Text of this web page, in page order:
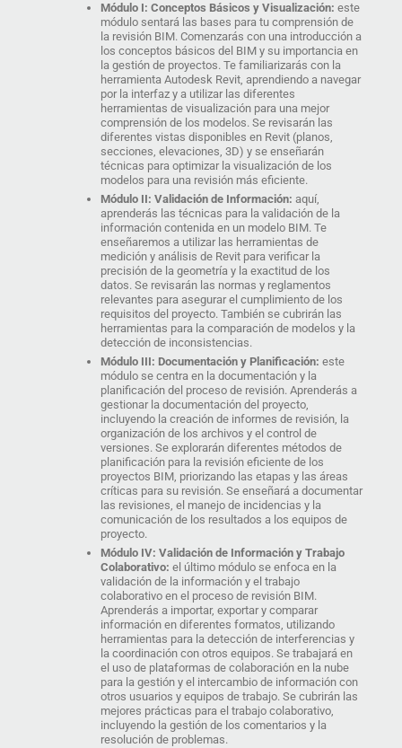
Módulo I: Conceptos Básicos y Visualización:este
módulo sentará las bases para tu comprensión de
la revisión BIM. Comenzarás con una introducción a
los conceptos básicos del BIM y su importancia en
la gestión de proyectos. Te familiarizarás con la
herramienta Autodesk Revit, aprendiendo a navegar
por la interfaz y a utilizar las diferentes
herramientas de visualización para una mejor
comprensión de los modelos. Se revisarán las
diferentes vistas disponibles en Revit (planos,
secciones, elevaciones, 3D) y se enseñarán
técnicas para optimizar la visualización de los
modelos para una revisión más eficiente.
Módulo II: Validación de Información:aquí,
aprenderás las técnicas para la validación de la
información contenida en un modelo BIM. Te
enseñaremos a utilizar las herramientas de
medición y análisis de Revit para verificar la
precisión de la geometría y la exactitud de los
datos. Se revisarán las normas y reglamentos
relevantes para asegurar el cumplimiento de los
requisitos del proyecto. También se cubrirán las
herramientas para la comparación de modelos y la
detección de inconsistencias.
Módulo III: Documentación y Planificación:este
módulo se centra en la documentación y la
planificación del proceso de revisión. Aprenderás a
gestionar la documentación del proyecto,
incluyendo la creación de informes de revisión, la
organización de los archivos y el control de
versiones. Se explorarán diferentes métodos de
planificación para la revisión eficiente de los
proyectos BIM, priorizando las etapas y las áreas
críticas para su revisión. Se enseñará a documentar
las revisiones, el manejo de incidencias y la
comunicación de los resultados a los equipos de
proyecto.
Módulo IV: Validación de Información y Trabajo
Colaborativo:el último módulo se enfoca en la
validación de la información y el trabajo
colaborativo en el proceso de revisión BIM.
Aprenderás a importar, exportar y comparar
información en diferentes formatos, utilizando
herramientas para la detección de interferencias y
la coordinación con otros equipos. Se trabajará en
el uso de plataformas de colaboración en la nube
para la gestión y el intercambio de información con
otros usuarios y equipos de trabajo. Se cubrirán las
mejores prácticas para el trabajo colaborativo,
incluyendo la gestión de los comentarios y la
resolución de problemas.